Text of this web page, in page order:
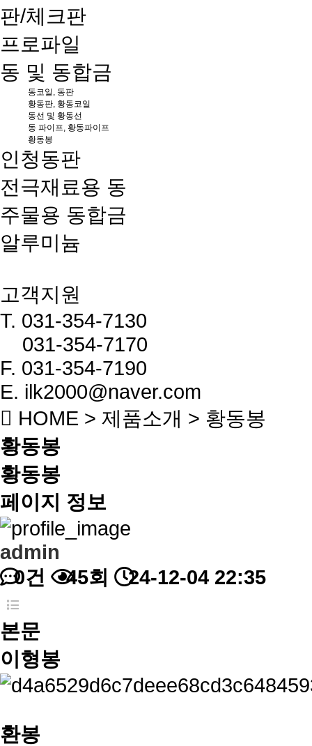
판/체크판
프로파일
동 및 동합금
동코일, 동판
황동판, 황동코일
동선 및 황동선
동 파이프, 황동파이프
황동봉
인청동판
전극재료용 동
주물용 동합금
알루미늄
고객지원
T. 031-354-7130
031-354-7170
F. 031-354-7190
E. ilk2000@naver.com
HOME > 제품소개 > 황동봉
황동봉
황동봉
페이지 정보
admin
0건
45회 24-12-04 22:35
본문
이형봉
환봉